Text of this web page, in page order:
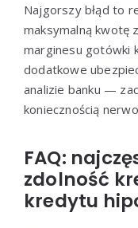
Najgorszy błąd to
maksymalną kwotę
marginesu gotówki
dodatkowe
analizie banku —
koniecznością
FAQ:
zdolność
kredytu